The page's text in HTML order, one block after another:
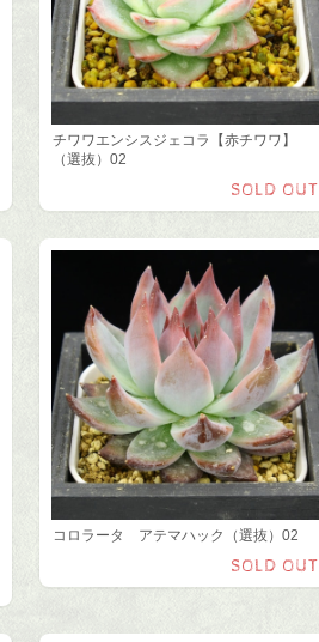
チワワエンシスジェコラ【赤チワワ】
（選抜）02
SOLD OUT
コロラータ アテマハック（選抜）02
SOLD OUT